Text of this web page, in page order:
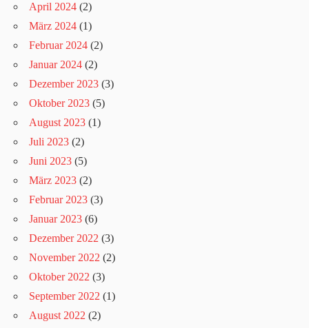
April 2024 (2)
März 2024 (1)
Februar 2024 (2)
Januar 2024 (2)
Dezember 2023 (3)
Oktober 2023 (5)
August 2023 (1)
Juli 2023 (2)
Juni 2023 (5)
März 2023 (2)
Februar 2023 (3)
Januar 2023 (6)
Dezember 2022 (3)
November 2022 (2)
Oktober 2022 (3)
September 2022 (1)
August 2022 (2)